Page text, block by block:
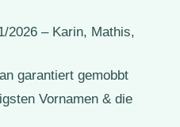
2026 – Karin, Mathis,
garantiert gemobbt
Vornamen & die